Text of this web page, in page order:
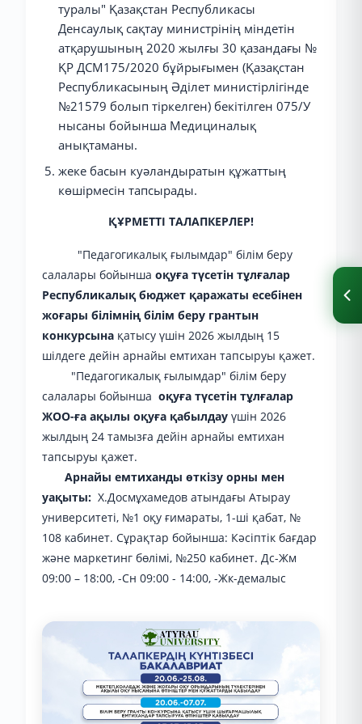
туралы" Қазақстан Республикасы
Денсаулық сақтау министрінің міндетін
атқарушының 2020 жылғы 30 қазандағы №
ҚР ДСМ175/2020 бұйрығымен (Қазақстан
Республикасының Әділет министірлігінде
№21579 болып тіркелген) бекітілген 075/У
нысаны бойынша Медициналық
анықтаманы.
жеке басын куәландыратын құжаттың
көшірмесін тапсырады.
ҚҰРМЕТТІ ТАЛАПКЕРЛЕР!
"Педагогикалық ғылымдар" білім беру
салалары бойынша оқуға түсетін тұлғалар
Республикалық бюджет қаражаты есебінен
жоғары білімнің білім беру грантын
конкурсына қатысу үшін 2026 жылдың 15
шілдеге дейін арнайы емтихан тапсыруы қажет.
"Педагогикалық ғылымдар" білім беру
салалары бойынша оқуға түсетін тұлғалар
ЖОО-ға ақылы оқуға қабылдау үшін 2026
жылдың 24 тамызға дейін арнайы емтихан
тапсыруы қажет.
Арнайы емтиханды өткізу орны мен
уақыты: Х.Досмұхамедов атындағы Атырау
университеті, №1 оқу ғимараты, 1-ші қабат, №
108 кабинет. Сұрақтар бойынша: Кәсіптік бағдар
және маркетинг бөлімі, №250 кабинет. Дс-Жм
09:00 – 18:00, -Сн 09:00 - 14:00, -Жк-демалыс